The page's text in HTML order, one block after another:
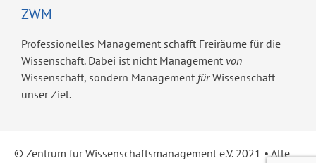
ZWM
Professionelles Management schafft Freiräume für die
Wissenschaft. Dabei ist nicht Management von
Wissenschaft, sondern Management fürWissenschaft
unser Ziel.
© Zentrum für Wissenschaftsmanagement e.V. 2021 ​• Alle